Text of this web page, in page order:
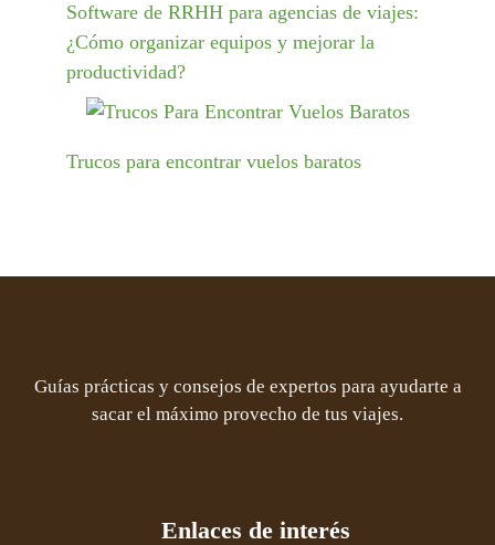
Software de RRHH para agencias de viajes:
¿Cómo organizar equipos y mejorar la
productividad?
Trucos para encontrar vuelos baratos
Guías prácticas y consejos de expertos para ayudarte a
sacar el máximo provecho de tus viajes.
Enlaces de interés